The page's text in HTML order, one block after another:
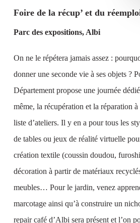
Foire de la récup’ et du
Parc des expositions, Albi
On ne le répétera jamais assez :
donner une seconde vie à ses objets ?
Département propose une journée
même, la récupération et la réparation
liste d’ateliers. Il y en a pour tous les
de tables ou jeux de réalité virtuelle
création textile (coussin doudou,
décoration à partir de matériaux
meubles… Pour le jardin, venez
marcotage ainsi qu’à construire un
repair café d’Albi sera présent et l’on